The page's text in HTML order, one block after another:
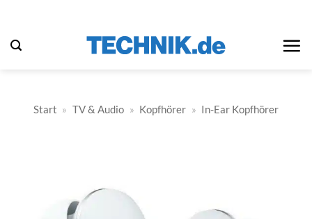
springen
Start » TV & Audio » Kopfhörer » In-Ear Kopfhörer